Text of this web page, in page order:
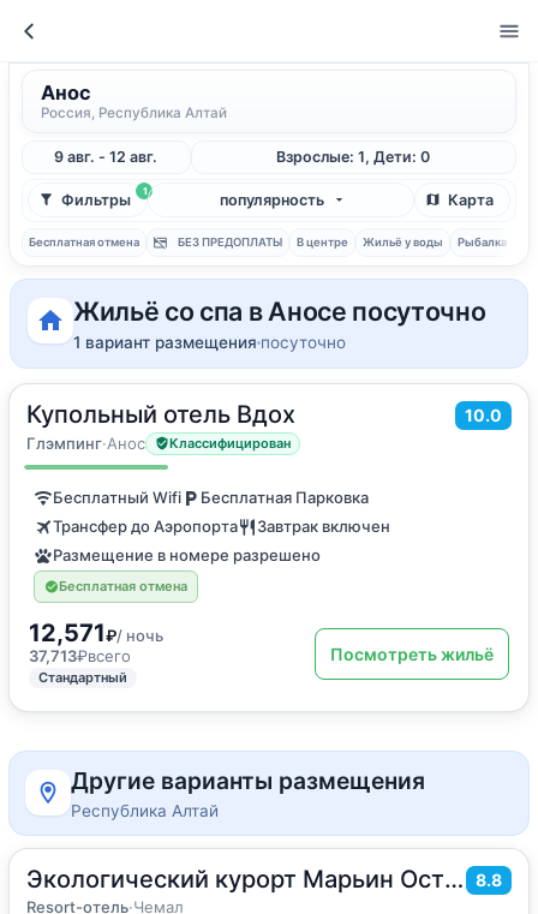
Анос
Россия, Республика Алтай
9 авг. - 12 авг. Взрослые: 1, Дети: 0
1
Фильтры популярность Карта
Бесплатная отмена БЕЗ ПРЕДОПЛАТЫ В центре Жильё у воды Рыбалка
Жильё со спа в Аносе посуточно
1 вариант размещения посуточно
Купольный отель Вдох 10.0
Глэмпинг·Анос Классифицирован
28м2 3 гостя
Двухместный номер с 1 кроватью
Бесплатный Wifi
Бесплатная Парковка
Трансфер до Аэропорта
Завтрак включен
Размещение в номере разрешено
Бесплатная отмена
12,571₽/ ночь
37,713₽всего
Стандартный
Посмотреть жильё
Другие варианты размещения
Республика Алтай
Экологический курорт Марьин Остров 8.8
Resort-отель·Чемал
18м 2·2 гостя
Двухместный номер с 1 кроватью или 2 отдельными кроватями